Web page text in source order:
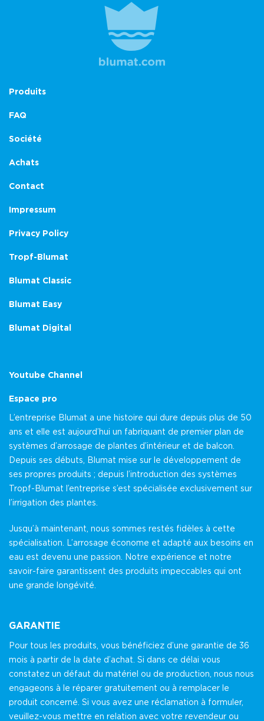
Produits
FAQ
Société
Achats
Contact
Impressum
Privacy Policy
Tropf-Blumat
Blumat Classic
Blumat Easy
Blumat Digital
Youtube Channel
Espace pro
L’entreprise Blumat a une histoire qui dure depuis plus de 50
ans et elle est aujourd’hui un fabriquant de premier plan de
systèmes d’arrosage de plantes d’intérieur et de balcon.
Depuis ses débuts, Blumat mise sur le développement de
ses propres produits ; depuis l’introduction des systèmes
Tropf-Blumat l’entreprise s’est spécialisée exclusivement sur
l’irrigation des plantes.
Jusqu’à maintenant, nous sommes restés fidèles à cette
spécialisation. L’arrosage économe et adapté aux besoins en
eau est devenu une passion. Notre expérience et notre
savoir-faire garantissent des produits impeccables qui ont
une grande longévité.
GARANTIE
Pour tous les produits, vous bénéficiez d’une garantie de 36
mois à partir de la date d’achat. Si dans ce délai vous
constatez un défaut du matériel ou de production, nous nous
engageons à le réparer gratuitement ou à remplacer le
produit concerné. Si vous avez une réclamation à formuler,
veuillez-vous mettre en relation avec votre revendeur ou